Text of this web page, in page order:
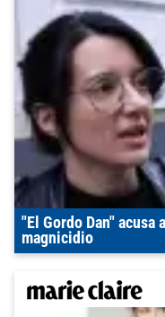
"El Gordo Dan" acusa
magnicidio